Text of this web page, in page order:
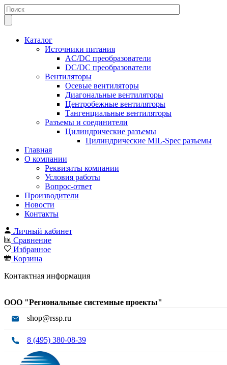
Каталог
Источники питания
AC/DC преобразователи
DC/DC преобразователи
Вентиляторы
Осевые вентиляторы
Диагональные вентиляторы
Центробежные вентиляторы
Тангенциальные вентиляторы
Разъемы и соединители
Цилиндрические разъемы
Цилиндрические MIL-Spec разъемы
Главная
О компании
Реквизиты компании
Условия работы
Вопрос-ответ
Производители
Новости
Контакты
Личный кабинет
Сравнение
Избранное
Корзина
Контактная информация
ООО "Региональные системные проекты"
shop@rssp.ru
8 (495) 380-08-39